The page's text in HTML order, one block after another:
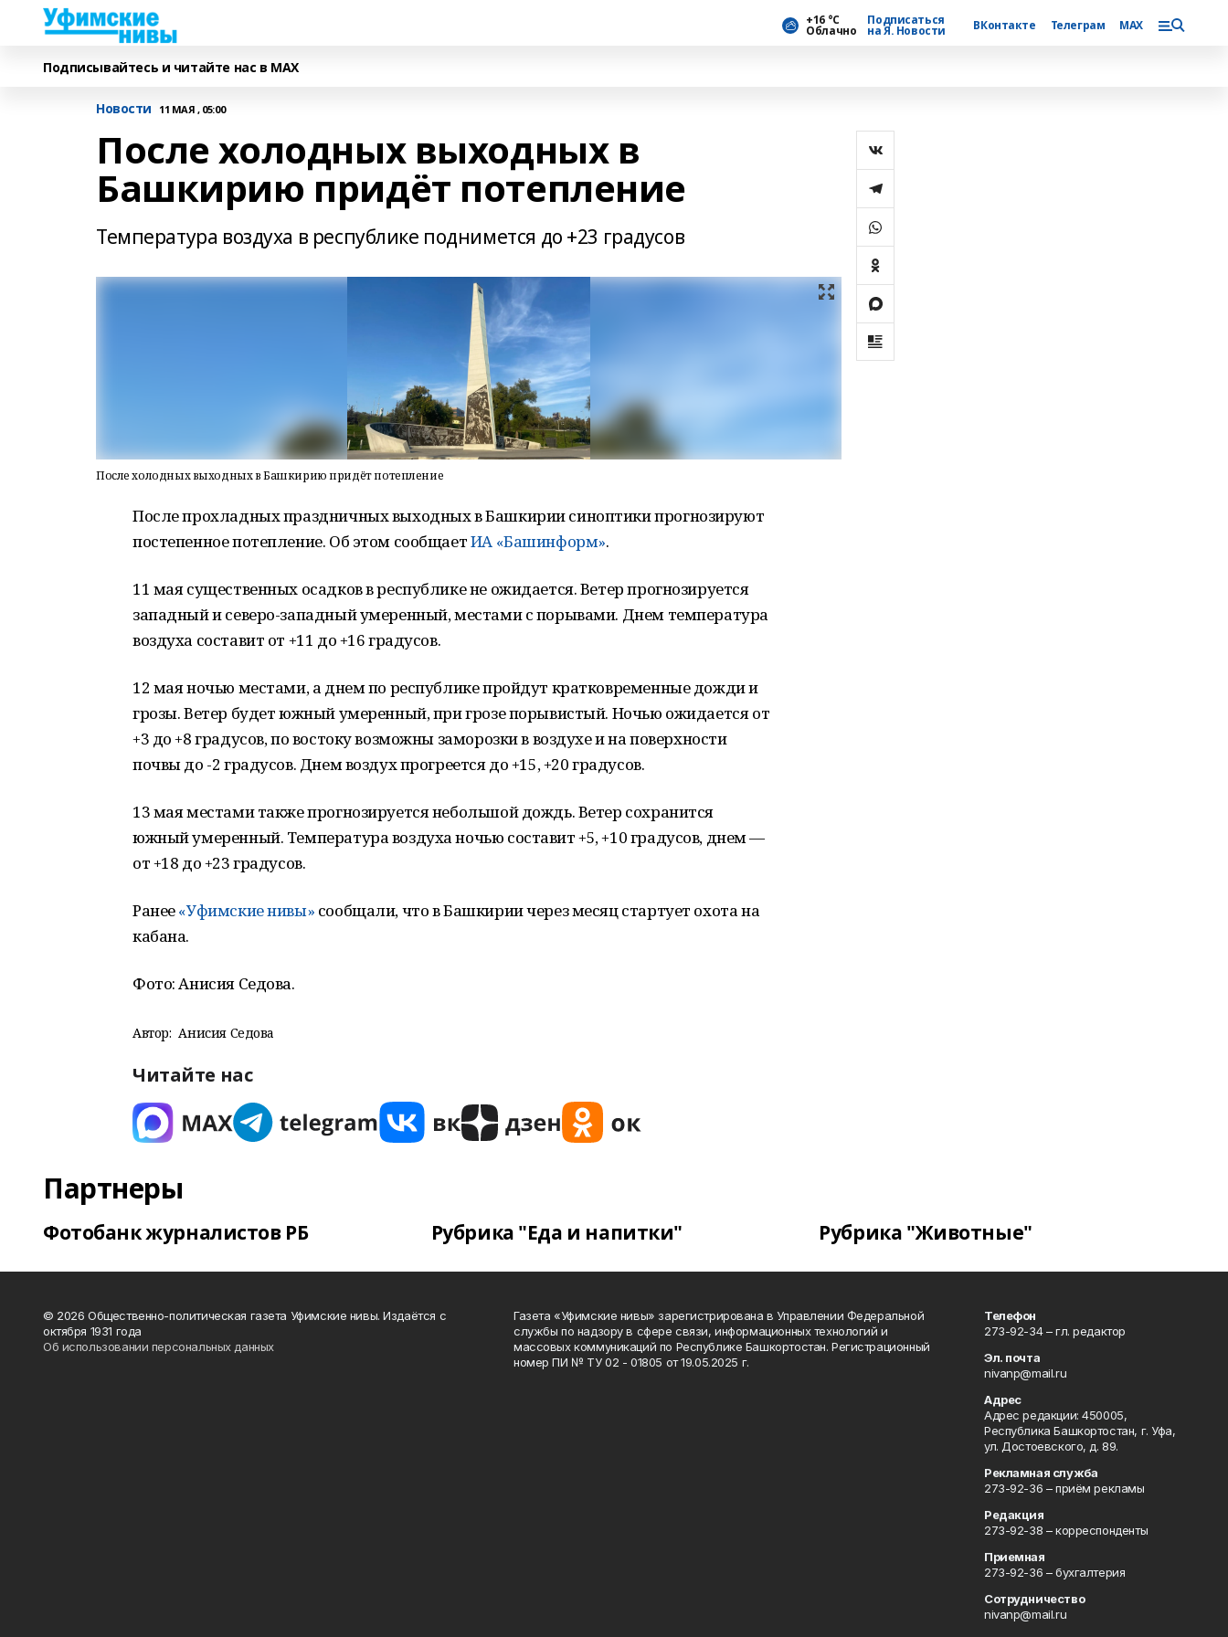
+16 °С
Облачно
Подписаться
на Я. Новости ВКонтакте Телеграм MAX
Подписывайтесь и читайте нас в MAX
Новости 11 МАЯ , 05:00
После холодных выходных в
Башкирию придёт потепление
Температура воздуха в республике поднимется до +23 градусов
После холодных выходных в Башкирию придёт потепление
После прохладных праздничных выходных в Башкирии синоптики прогнозируют
постепенное потепление. Об этом сообщаетИА «Башинформ».
11 мая существенных осадков в республике не ожидается. Ветер прогнозируется
западный и северо-западный умеренный, местами с порывами. Днем температура
воздуха составит от +11 до +16 градусов.
12 мая ночью местами, а днем по республике пройдут кратковременные дожди и
грозы. Ветер будет южный умеренный, при грозе порывистый. Ночью ожидается от
+3 до +8 градусов, по востоку возможны заморозки в воздухе и на поверхности
почвы до -2 градусов. Днем воздух прогреется до +15, +20 градусов.
13 мая местами также прогнозируется небольшой дождь. Ветер сохранится
южный умеренный. Температура воздуха ночью составит +5, +10 градусов, днем —
от +18 до +23 градусов.
Ранее«Уфимские нивы» сообщали, что в Башкирии через месяц стартует охота на
кабана.
Фото: Анисия Седова.
Автор: Анисия Седова
Читайте нас
Партнеры
Фотобанк журналистов РБ Рубрика "Еда и напитки" Рубрика "Животные"
© 2026 Общественно-политическая газета Уфимские нивы. Издаётся с
октября 1931 года
Об использовании персональных данных
Газета «Уфимские нивы» зарегистрирована в Управлении Федеральной
службы по надзору в сфере связи, информационных технологий и
массовых коммуникаций по Республике Башкортостан. Регистрационный
номер ПИ № ТУ 02 - 01805 от 19.05.2025 г.
Телефон
273-92-34 – гл. редактор
Эл. почта
nivanp@mail.ru
Адрес
Адрес редакции: 450005,
Республика Башкортостан, г. Уфа,
ул. Достоевского, д. 89.
Рекламная служба
273-92-36 – приём рекламы
Редакция
273-92-38 – корреспонденты
Приемная
273-92-36 – бухгалтерия
Сотрудничество
nivanp@mail.ru